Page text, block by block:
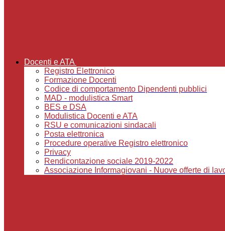
Docenti e ATA
Registro Elettronico
Formazione Docenti
Codice di comportamento Dipendenti pubblici
MAD - modulistica Smart
BES e DSA
Modulistica Docenti e ATA
RSU e comunicazioni sindacali
Posta elettronica
Procedure operative Registro elettronico
Privacy
Rendicontazione sociale 2019-2022
Associazione Informagiovani - Nuove offerte di